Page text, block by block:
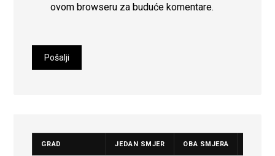
ovom browseru za buduće komentare.
GRAD JEDAN SMJER OBA SMJERA